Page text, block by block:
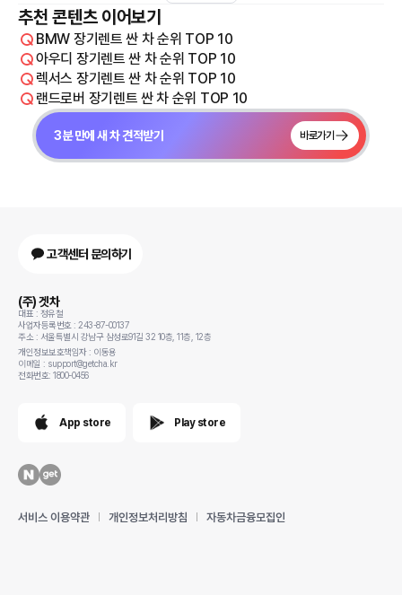
추천 콘텐츠 이어보기
BMW 장기렌트 싼 차 순위 TOP 10
아우디 장기렌트 싼 차 순위 TOP 10
렉서스 장기렌트 싼 차 순위 TOP 10
랜드로버 장기렌트 싼 차 순위 TOP 10
3분 만에 새 차 견적받기 바로가기
고객센터 문의하기
(주) 겟차
대표 : 정유철
사업자등록번호 : 243-87-00137
주소 : 서울특별시 강남구 삼성로91길 32 10층, 11층, 12층
개인정보보호책임자 : 이동용
이메일 : support@getcha.kr
전화번호: 1800-0456
App store Play store
서비스 이용약관 개인정보처리방침 자동차금융모집인